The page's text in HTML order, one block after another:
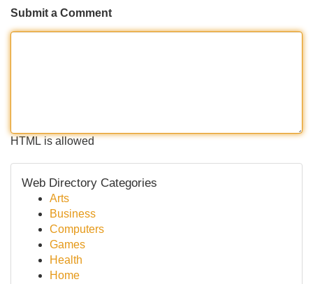
Submit a Comment
HTML is allowed
Web Directory Categories
Arts
Business
Computers
Games
Health
Home